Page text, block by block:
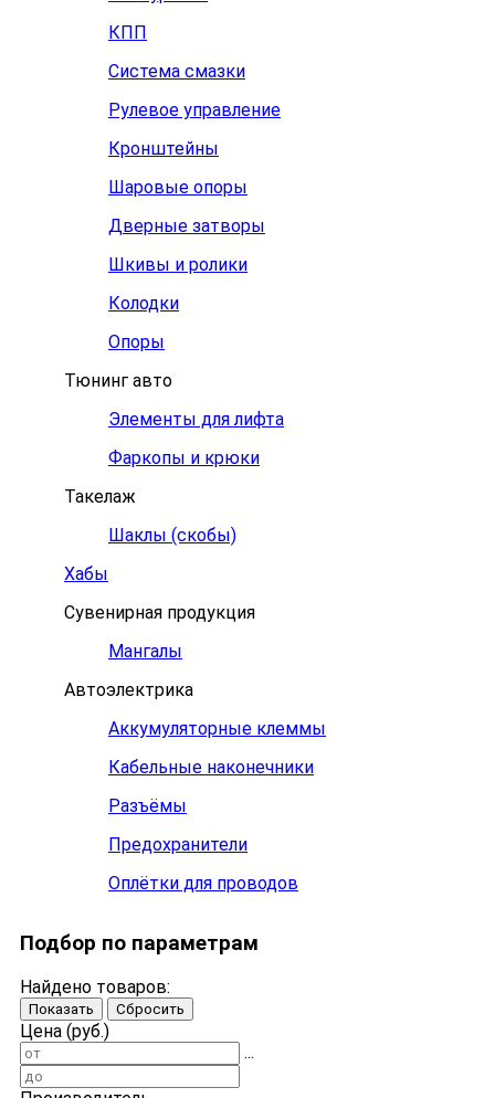
КПП
Система смазки
Рулевое управление
Кронштейны
Шаровые опоры
Дверные затворы
Шкивы и ролики
Колодки
Опоры
Тюнинг авто
Элементы для лифта
Фаркопы и крюки
Такелаж
Шаклы (скобы)
Хабы
Сувенирная продукция
Мангалы
Автоэлектрика
Аккумуляторные клеммы
Кабельные наконечники
Разъёмы
Предохранители
Оплётки для проводов
Подбор по параметрам
Найдено товаров:
Показать Сбросить
Цена (руб.)
...